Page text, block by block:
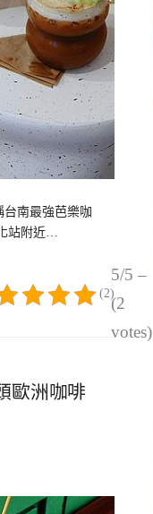
台南最強芭樂咖
站附近…
5/5 –
(2
votes)
(2)
歐洲咖啡